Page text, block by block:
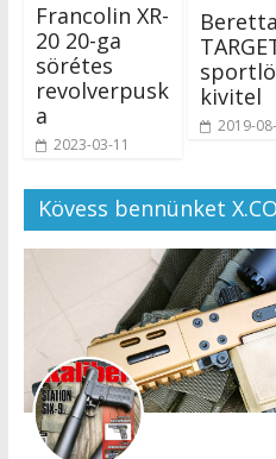
Francolin XR-
20 20-ga
sörétes
revolverpusk
a
2023-03-11
kivitel
2019-
Kövess bennünket